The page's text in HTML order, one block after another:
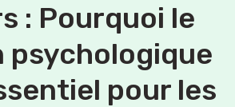
: Pourquoi le
psychologique
pour les